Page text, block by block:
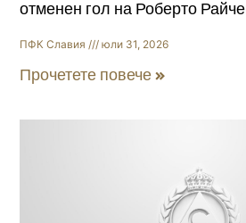
отменен гол на Роберто
ПФК Славия юли 31, 2026
Прочетете повече »